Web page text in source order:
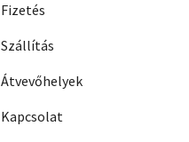
Fizetés
Szállítás
Átvevőhelyek
Kapcsolat